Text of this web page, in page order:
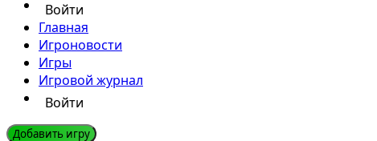
Войти
Главная
Игроновости
Игры
Игровой журнал
Войти
Добавить игру